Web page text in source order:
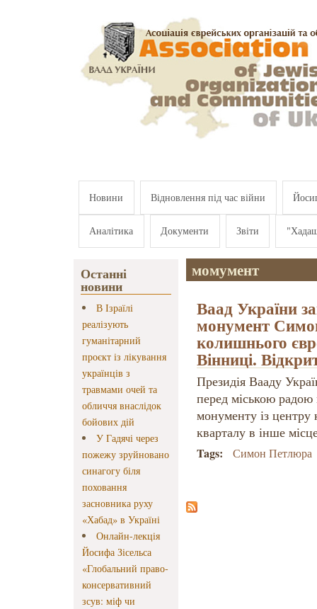
Новини Відновлення під час війни
Аналітика Документи Звіти
Останні
новини
В Ізраїлі
реалізують
гуманітарний
проєкт із лікування
українців з
травмами очей та
обличчя внаслідок
бойових дій
У Гадячі через
пожежу зруйновано
синагогу біля
поховання
засновника руху
«Хабад» в Україні
Онлайн-лекція
Йосифа Зісельса
«Глобальний право-
консервативний
зсув: міф чи
момумент
Ваад України
монумент
колишнього
Вінниці.
Президія Вааду
перед міською
монументу із центру
кварталу в інше
Tags: Симон Петлюра